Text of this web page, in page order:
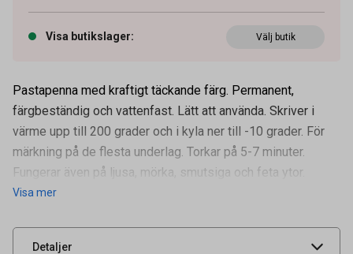
Visa butikslager: Välj butik
Pastapenna med kraftigt täckande färg. Permanent,
färgbeständig och vattenfast. Lätt att använda. Skriver i
värme upp till 200 grader och i kyla ner till -10 grader. För
märkning på de flesta underlag. Torkar på 5-7 minuter.
Fungerar även på ljusa, mörka, smutsiga och feta ytor.
Visa mer
Detaljer
Artikelnummer 13090017
OEM-nummer ART004001
Tidigare artikelnummer 28004001
Leverantörens
UNSPSC 44121700